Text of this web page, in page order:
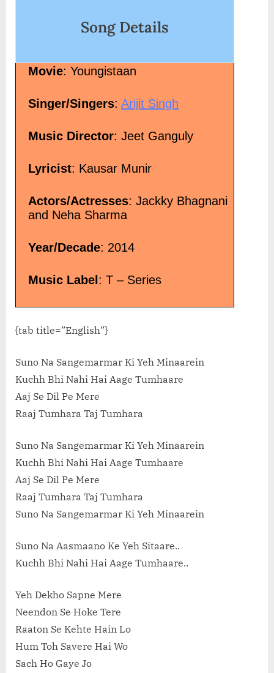
Song Details
Movie: Youngistaan
Singer/Singers: Arijit Singh
Music Director: Jeet Ganguly
Lyricist: Kausar Munir
Actors/Actresses: Jackky Bhagnani
and Neha Sharma
Year/Decade: 2014
Music Label : T – Series
{tab title=”English”}
Suno Na Sangemarmar Ki Yeh Minaarein
Kuchh Bhi Nahi Hai Aage Tumhaare
Aaj Se Dil Pe Mere
Raaj Tumhara Taj Tumhara
Suno Na Sangemarmar Ki Yeh Minaarein
Kuchh Bhi Nahi Hai Aage Tumhaare
Aaj Se Dil Pe Mere
Raaj Tumhara Taj Tumhara
Suno Na Sangemarmar Ki Yeh Minaarein
Suno Na Aasmaano Ke Yeh Sitaare..
Kuchh Bhi Nahi Hai Aage Tumhaare..
Yeh Dekho Sapne Mere
Neendon Se Hoke Tere
Raaton Se Kehte Hain Lo
Hum Toh Savere Hai Wo
Sach Ho Gaye Jo